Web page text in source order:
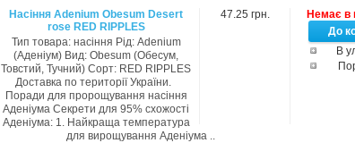
Немає в
В
47.25 грн.
Насіння Adenium Obesum Desert
rose RED RIPPLES
Тип товара: насіння Рід: Adenium
(Аденіум) Вид: Obesum (Обесум,
Товстий, Тучний) Сорт: RED RIPPLES
Доставка по території України.
Поради для пророщування насіння
Аденіума Секрети для 95% схожості
Аденіума: 1. Найкраща температура
для вирощування Аденіума ..